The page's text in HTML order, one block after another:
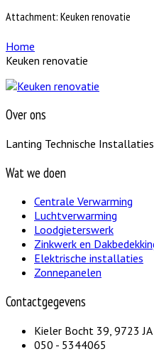
Attachment: Keuken renovatie
Home
Keuken renovatie
Over ons
Lanting Technische
Wat we doen
Centrale Verwarming
Luchtverwarming
Loodgieterswerk
Zinkwerk en
Elektrische installaties
Zonnepanelen
Contactgegevens
Kieler Bocht 39, 9723 JA
050 - 5344065